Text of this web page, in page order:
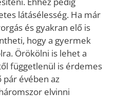
látásélesség. Ha már
és gyakran elő is
hogy a gyermek
Örökölni is lehet a
függetlenül is érdemes
évében az
elvinni